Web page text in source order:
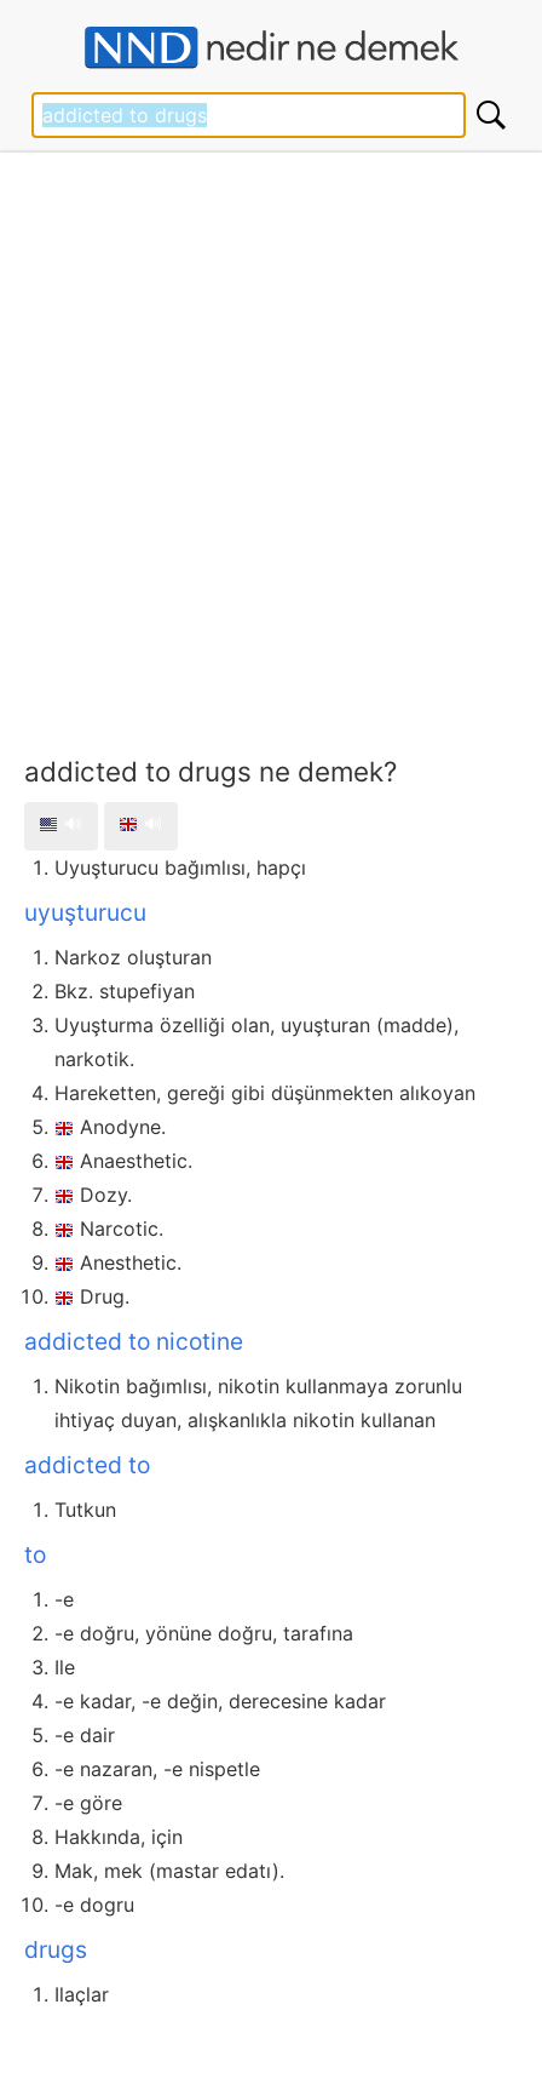
addicted to drugs ne demek?
Uyuşturucu bağımlısı, hapçı
uyuşturucu
Narkoz oluşturan
Bkz. stupefiyan
Uyuşturma özelliği olan, uyuşturan (madde),
narkotik.
Hareketten, gereği gibi düşünmekten alıkoyan
Anodyne.
Anaesthetic.
Dozy.
Narcotic.
Anesthetic.
Drug.
addicted to nicotine
Nikotin bağımlısı, nikotin kullanmaya zorunlu
ihtiyaç duyan, alışkanlıkla nikotin kullanan
addicted to
Tutkun
to
-e
-e doğru, yönüne doğru, tarafına
Ile
-e kadar, -e değin, derecesine kadar
-e dair
-e nazaran, -e nispetle
-e göre
Hakkında, için
Mak, mek (mastar edatı).
-e dogru
drugs
Ilaçlar